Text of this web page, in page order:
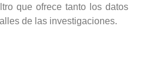
que ofrece tanto los datos
de las investigaciones.